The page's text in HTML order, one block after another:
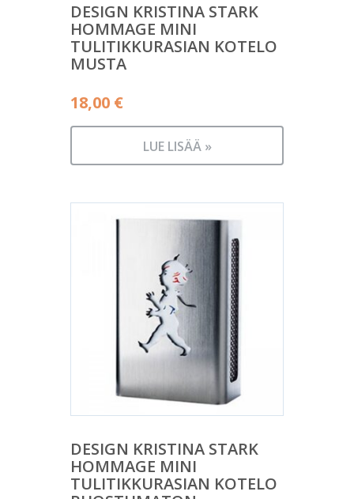
DESIGN KRISTINA STARK
HOMMAGE MINI
TULITIKKURASIAN KOTELO
MUSTA
18,00 €
LUE LISÄÄ »
DESIGN KRISTINA STARK
HOMMAGE MINI
TULITIKKURASIAN KOTELO